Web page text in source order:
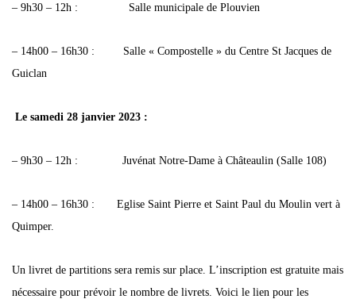
– 9h30 – 12h : Salle municipale de Plouvien
– 14h00 – 16h30 : Salle « Compostelle » du Centre St Jacques de
Guiclan
Le samedi 28 janvier 2023 :
– 9h30 – 12h : Juvénat Notre-Dame à Châteaulin (Salle 108)
– 14h00 – 16h30 : Eglise Saint Pierre et Saint Paul du Moulin vert à
Quimper.
Un livret de partitions sera remis sur place. L’inscription est gratuite mais
nécessaire pour prévoir le nombre de livrets. Voici le lien pour les